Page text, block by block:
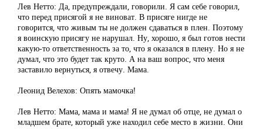
Лев Нетто: Да, предупреждали, говорили. Я сам себе говорил,
что перед присягой я не виноват. В присяге нигде не
говорится, что живым ты не должен сдаваться в плен. Поэтому
я воинскую присягу не нарушал. Ну, хорошо, я был готов нести
какую-то ответственность за то, что я оказался в плену. Но я не
думал, что это будет так круто. А на ваш вопрос, что меня
заставило вернуться, я отвечу. Мама.
Леонид Велехов: Опять мамочка!
Лев Нетто: Мама, мама и мама! Я не думал об отце, не думал о
младшем брате, который уже находил себе место в жизни. Они